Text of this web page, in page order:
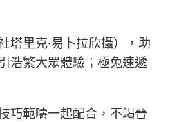
塔里克·易卜拉欣攝），助
浩繁大眾體驗；極兔速遞
巧範疇一起配合，不竭晉